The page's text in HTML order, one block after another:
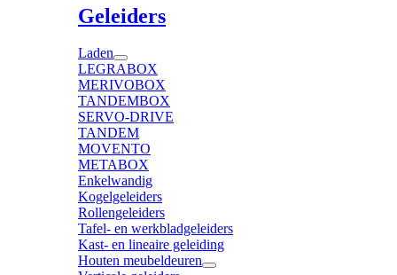
Geleiders
Laden
LEGRABOX
MERIVOBOX
TANDEMBOX
SERVO-DRIVE
TANDEM
MOVENTO
METABOX
Enkelwandig
Kogelgeleiders
Rollengeleiders
Tafel- en werkbladgeleiders
Kast- en lineaire geleiding
Houten meubeldeuren